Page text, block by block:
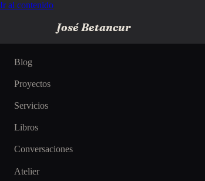
Ir al contenido
José Betancur
Blog
Proyectos
Servicios
Libros
Conversaciones
Atelier